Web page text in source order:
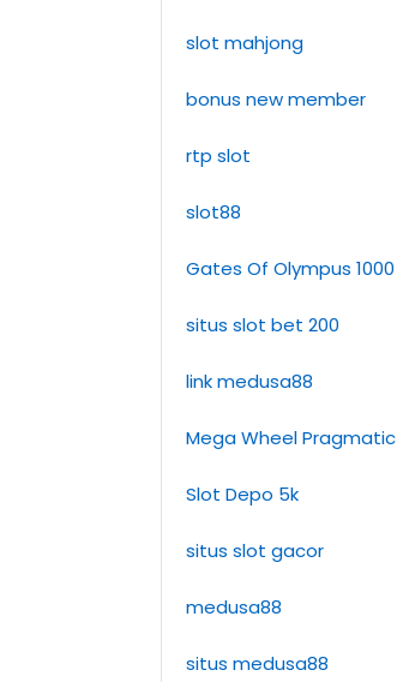
slot mahjong
bonus new member
rtp slot
slot88
Gates Of Olympus 1000
situs slot bet 200
link medusa88
Mega Wheel Pragmatic
Slot Depo 5k
situs slot gacor
medusa88
situs medusa88